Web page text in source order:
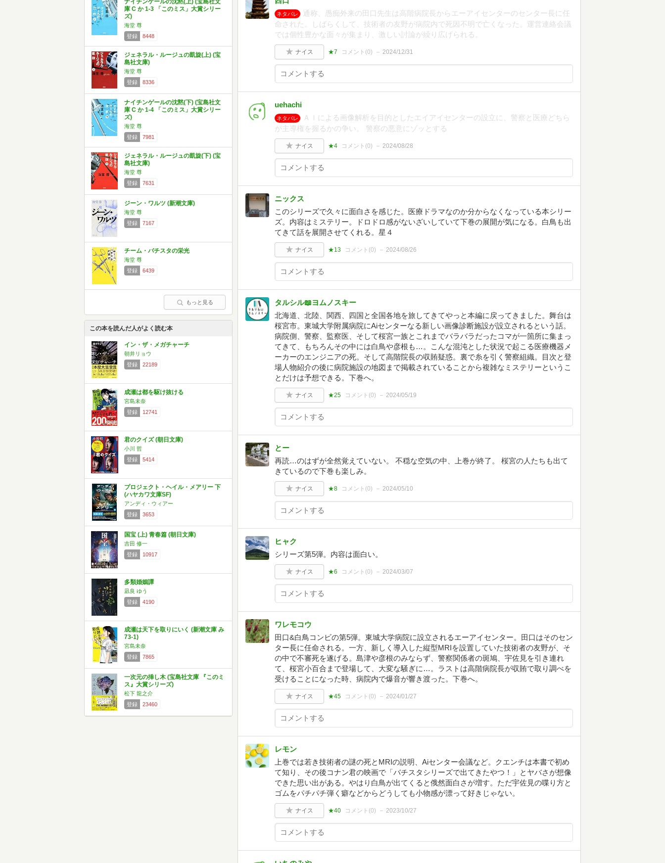
ナイチンゲールの沈黙(上) (宝島社文
庫 C か 1-3 「このミス」大賞シリー
ズ)
海堂 尊
登録
8448
ジェネラル・ルージュの凱旋(上) (宝
島社文庫)
海堂 尊
登録
8336
ナイチンゲールの沈黙(下) (宝島社文
庫 C か 1-4 「このミス」大賞シリー
ズ)
海堂 尊
登録
7981
ジェネラル・ルージュの凱旋(下) (宝
島社文庫)
海堂 尊
登録
7631
ジーン・ワルツ (新潮文庫)
海堂 尊
登録
7167
チーム・バチスタの栄光
海堂 尊
登録
6439
もっと見る
この本を読んだ人がよく読む本
イン・ザ・メガチャーチ
朝井リョウ
登録
22189
成瀬は都を駆け抜ける
宮島未奈
登録
12741
君のクイズ (朝日文庫)
小川 哲
登録
5414
プロジェクト・ヘイル・メアリー 下
(ハヤカワ文庫SF)
アンディ・ウィアー
登録
3653
国宝 (上) 青春篇 (朝日文庫)
吉田 修一
登録
10917
多類婚姻譚
凪良 ゆう
登録
4190
成瀬は天下を取りにいく (新潮文庫 み
73-1)
宮島未奈
登録
7865
一次元の挿し木 (宝島社文庫 『このミ
ス』大賞シリーズ)
松下 龍之介
登録
23460
ネタバレ
通称、愚痴外来の田口先生は高階病院長からエーアイセンターのセンター長に任
命された。しばらくして、技術者の友野が病院内で死因不明で亡くなった。運営連絡会議
では個性豊かな面々が集まり、激しい討論が繰り広げられる。
ナイス ★7 コメント(0) 2024/12/31
uehachi
ネタバレ
ＡＩによる画像解析を目的としたエイアイセンターの設立に、警察と医療どちら
が主導権を握るかの争い。 警察の悪意にゾッとする
ナイス ★4 コメント(0) 2024/08/28
ニックス
このシリーズで久々に面白さを感じた。医療ドラマなのか分からなくなっている本シリー
ズ。内容はミステリー。ドロドロ感がないざいしていて下巻の展開が気になる。白鳥も出
てきて話を展開させてくれる。星４
ナイス ★13 コメント(0) 2024/08/26
タルシル📖ヨムノスキー
北海道、北陸、関西、四国と全国各地を旅してきてやっと本編に戻ってきました。舞台は
桜宮市。東城大学附属病院にAiセンターなる新しい画像診断施設が設立されるという話。
病院側、警察、監察医、そして桜宮一族とこれまでバラバラだったコマが一箇所に集まっ
てきて、もちろんその中には白鳥や彦根も…。こんな混沌とした状況で起こる医療機器メ
ーカーのエンジニアの死。そして高階院長の収賄疑惑。裏で糸を引く警察組織。目次と登
場人物紹介の後に病院施設の地図まで掲載されていることから複雑なミステリーというこ
とだけは予想できる。下巻へ。
ナイス ★25 コメント(0) 2024/05/19
とー
再読…のはずが全然覚えていない。 不穏な空気の中、上巻が終了。 桜宮の人たちも出て
きているので下巻も楽しみ。
ナイス ★8 コメント(0) 2024/05/10
ヒャク
シリーズ第5弾。内容は面白い。
ナイス ★6 コメント(0) 2024/03/07
ワレモコウ
田口&白鳥コンビの第5弾。東城大学病院に設立されるエーアイセンター。田口はそのセン
ター長に任命される。一方、新しく導入した縦型MRIを設置していた技術者の友野が、そ
の中で不審死を遂げる。島津や彦根のみならず、警察関係者の斑鳩、宇佐見を引き連れ
て、桜宮小百合まで登場して、大変な騒ぎに…。ラストは高階病院長が収賄で取り調べを
受けることになった時、病院内で爆音が響き渡った。下巻へ。
ナイス ★45 コメント(0) 2024/01/27
レモン
上巻では若き技術者の謎の死とMRIの説明、Aiセンター会議など。クエンチは本書で初め
て知り、その後コナン君の映画で「バチスタシリーズで出てきたやつ！」とヤバさが想像
できた思い出がある。やはり白鳥が出てくると俄然面白さが増す。ただ宇佐見の喋り方と
ゴムをパチパチ弾く癖などからどうしても小物感が漂って好きじゃない。
ナイス ★40 コメント(0) 2023/10/27